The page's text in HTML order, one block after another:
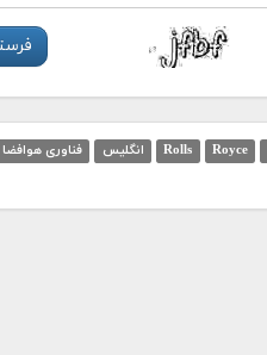
Rolls Royce انگلیس
فناوری هوافضا